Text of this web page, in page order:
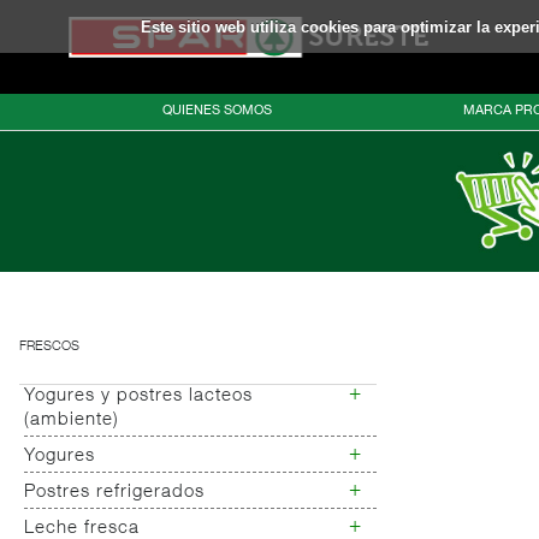
Este sitio web utiliza cookies para optimizar la
QUIENES SOMOS MARCA
FRESCOS
Yogures y postres lacteos
(ambiente)
+
Yogures (ambiente)
Yogures +
Yogures
Yogur bifidus
Postres refrigerados +
Postres refrigerados
Leche fresca +